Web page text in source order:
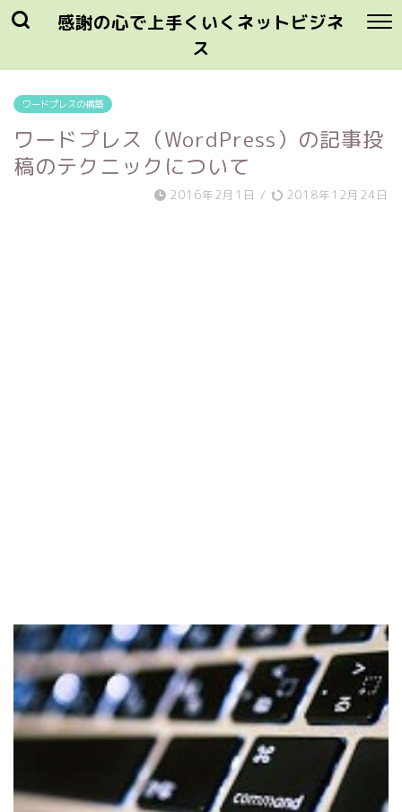
感謝の心で上手くいくネットビジネ
ス
ワードプレスの構築
ワードプレス（WordPress）の記事投
稿のテクニックについて
2016年2月1日 / 2018年12月24日